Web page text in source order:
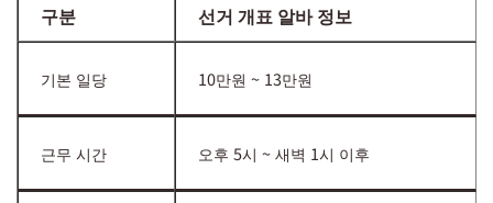
구분 선거 개표 알바 정보
기본 일당 10만원 ~ 13만원
근무 시간 오후 5시 ~ 새벽 1시 이후